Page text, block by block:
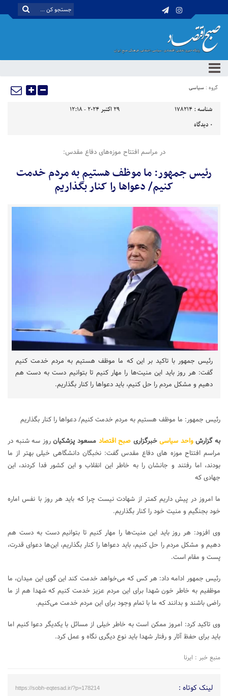
گروه : سیاسی
شناسه : 178214
29 اکتبر 2024 - 12:18
0 دیدگاه
در مراسم افتتاح موزه‌های دفاع مقدس:
رئیس جمهور: ما موظف هستیم به مردم خدمت
کنیم/ دعواها را کنار بگذاریم
رئیس جمهور با تاکید بر این که ما موظف هستیم به مردم خدمت کنیم
گفت: هر روز باید این منیت‌ها را مهار کنیم تا بتوانیم دست به دست هم
دهیم و مشکل مردم را حل کنیم، باید دعواها را کنار بگذاریم.
رئیس جمهور: ما موظف هستیم به مردم خدمت کنیم/ دعواها را کنار بگذاریم
به گزارشواحد سیاسی خبرگزاری صبح اقتصاد مسعود پزشکیانروز سه شنبه در
مراسم افتتاح موزه های دفاع مقدس گفت: نخبگان دانشگاهی خیلی بهتر از ما
بودند، اما رفتند و جانشان را به خاطر این انقلاب و این کشور فدا کردند، این
جهادی که
ما امروز در پیش داریم کمتر از شهادت نیست چرا که باید هر روز با نفس اماره
خود بجنگیم و منیت خود را کنار بگذاریم.
وی افزود: هر روز باید این منیت‌ها را مهار کنیم تا بتوانیم دست به دست هم
دهیم و مشکل مردم را حل کنیم، باید دعواها را کنار بگذاریم، این‌ها دعوای قدرت،
پست و مقام است.
رئیس جمهور ادامه داد: هر کس که می‌خواهد خدمت کند این گوی این میدان، ما
موظفیم به خاطر خون شهدا برای این مردم عزیز خدمت کنیم که شهدا هم از ما
راضی باشند و بدانند که ما با تمام وجود برای این مردم خدمت می‌کنیم.
وی تاکید کرد: امروز ممکن است به خاطر خیلی از مسائل با یکدیگر دعوا کنیم اما
باید برای حفظ آثار و رفتار شهدا باید نوع دیگری نگاه و عمل کرد.
منبع خبر : ایرنا
لینک کوتاه : https://sobh-eqtesad.ir/?p=178214